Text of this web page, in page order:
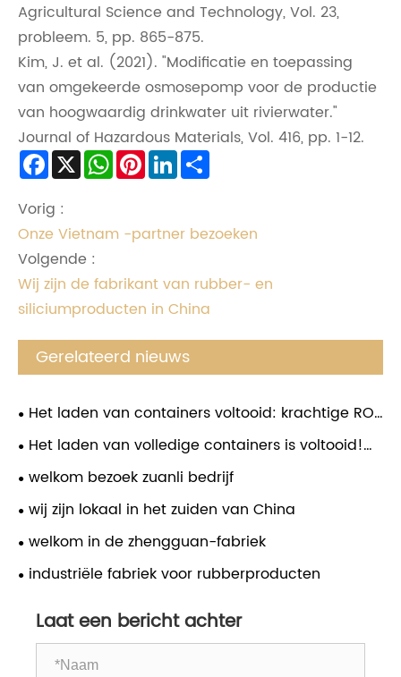
Agricultural Science and Technology, Vol. 23,
probleem. 5, pp. 865-875.
Kim, J. et al. (2021). "Modificatie en toepassing
van omgekeerde osmosepomp voor de productie
van hoogwaardig drinkwater uit rivierwater."
Journal of Hazardous Materials, Vol. 416, pp. 1-12.
Facebook
X WhatsApp
PinterestLinkedIn
Vorig :
Onze Vietnam -partner bezoeken
Volgende :
Wij zijn de fabrikant van rubber- en
siliciumproducten in China
Gerelateerd nieuws
Het laden van containers voltooid: krachtige RO-
boosterpompen klaar voor wereldwijde verzending
Het laden van volledige containers is voltooid!
Zuanli RO waterboosterpompen klaar voor
welkom bezoek zuanli bedrijf
wij zijn lokaal in het zuiden van China
welkom in de zhengguan-fabriek
industriële fabriek voor rubberproducten
Laat een bericht achter